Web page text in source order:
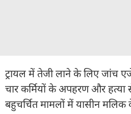
ट्रायल में तेजी लाने के लिए जांच
चार कर्मियों के अपहरण और
बहुचर्चित मामलों में यासीन